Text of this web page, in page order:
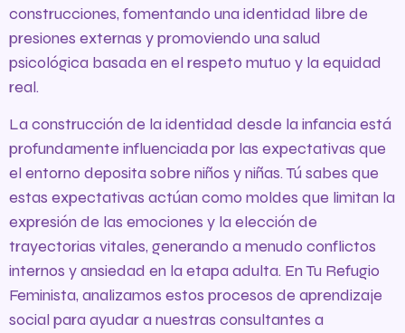
construcciones, fomentando una identidad libre de
presiones externas y promoviendo una salud
psicológica basada en el respeto mutuo y la equidad
real.
La construcción de la identidad desde la infancia está
profundamente influenciada por las expectativas que
el entorno deposita sobre niños y niñas. Tú sabes que
estas expectativas actúan como moldes que limitan la
expresión de las emociones y la elección de
trayectorias vitales, generando a menudo conflictos
internos y ansiedad en la etapa adulta. En Tu Refugio
Feminista, analizamos estos procesos de aprendizaje
social para ayudar a nuestras consultantes a